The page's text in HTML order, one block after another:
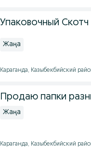
Упаковочный Скотч
Жаңа
Караганда, Казыбекбийский
Продаю папки
Жаңа
Караганда, Казыбекбийский